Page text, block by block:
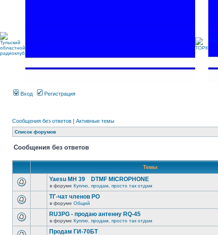
Вход Регистрация
Сообщения без ответов | Активные темы
Список форумов
Сообщения без ответов
Темы
Yaesu MH 39 DTMF MICROPHONE
в форуме Куплю, продам, просто так отдам
ТГ-чат членов РО
в форуме Общий
RU3PG - продаю антенну RQ-45
в форуме Куплю, продам, просто так отдам
Продам ГИ-70БТ